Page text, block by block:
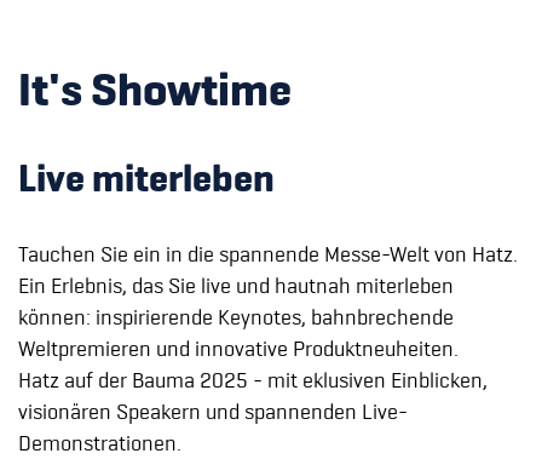
It's Showtime
Live miterleben
Tauchen Sie ein in die spannende Messe-Welt von Hatz.
Ein Erlebnis, das Sie live und hautnah miterleben
können: inspirierende Keynotes, bahnbrechende
Weltpremieren und innovative Produktneuheiten.
Hatz auf der Bauma 2025 - mit eklusiven Einblicken,
visionären Speakern und spannenden Live-
Demonstrationen.